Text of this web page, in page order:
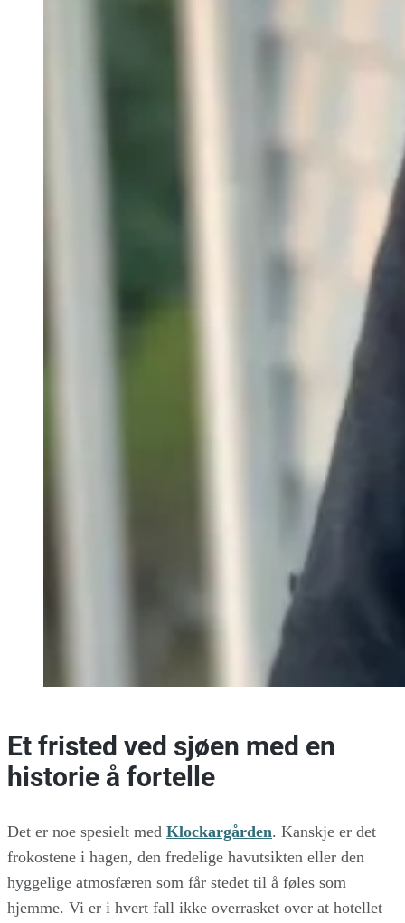
Et fristed ved sjøen med en
historie å fortelle
Det er noe spesielt med Klockargården. Kanskje er det
frokostene i hagen, den fredelige havutsikten eller den
hyggelige atmosfæren som får stedet til å føles som
hjemme. Vi er i hvert fall ikke overrasket over at hotellet